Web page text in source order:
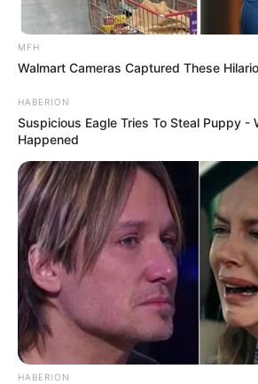
MFH
Walmart Cameras Captured These
HABERION
Suspicious Eagle Tries To Steal Puppy -
Happened
HABERION